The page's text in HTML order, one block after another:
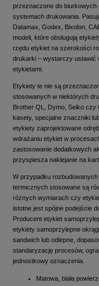
przeznaczone do
systemach drukowania.
Datamax, Godex, Bixolon,
modeli, które obsługują
rzędu etykiet na szerokości
drukarki – wystarczy ustawić
etykietami.
Etykiety te nie są
stosowanych w niektórych
Brother QL, Dymo, Seiko
kasety, specjalne znaczniki
etykiety zaprojektowane
wdrażaniu etykiet w
zastosowanie dodatkowych
przyspiesza naklejanie na
W przypadku
termicznych stosowane są
różnych wymiarach czy
istotne jest spójne podejście
Producent etykiet
etykiety samoprzylepne
sandwich lub odlepne,
standaryzację procesów,
jednostkowy oznaczenia.
Matowa, biała